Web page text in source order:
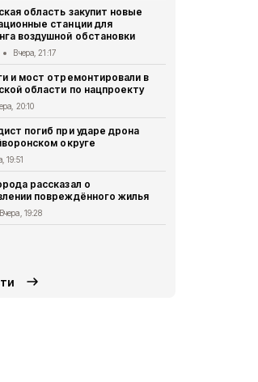
область закупит новые
станции для
воздушной обстановки
Вчера, 21:17
и мост отремонтировали в
области по нацпроекту
20:10
погиб при ударе дрона
округе
19:51
рассказал о
повреждённого жилья
Вчера, 19:28